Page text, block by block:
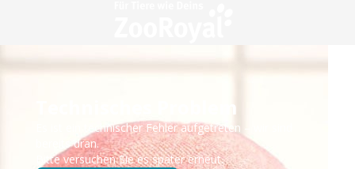
Technisches Problem
Es ist ein technischer Fehler aufgetreten – wir sind
bereits dran.
Bitte versuchen Sie es später erneut.